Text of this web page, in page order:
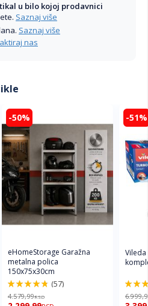
u bilo kojoj prodavnici
Saznaj više
Saznaj više
nas
-50%
eHomeStorage Garažna
metalna polica
150x75x30cm
96%
(57)
4.579,99RSD
-51%
92%